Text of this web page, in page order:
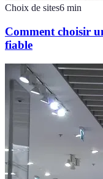
Choix de sites6 min
Comment choisir
fiable